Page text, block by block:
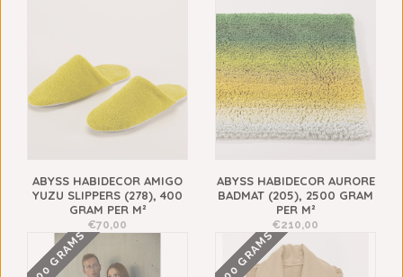
ABYSS HABIDECOR AMIGO
YUZU SLIPPERS (278), 400
GRAM PER M²
€70,00
ABYSS HABIDECOR AURORE
BADMAT (205), 2500 GRAM
PER M²
€210,00
400 GRAMS 400 GRAMS